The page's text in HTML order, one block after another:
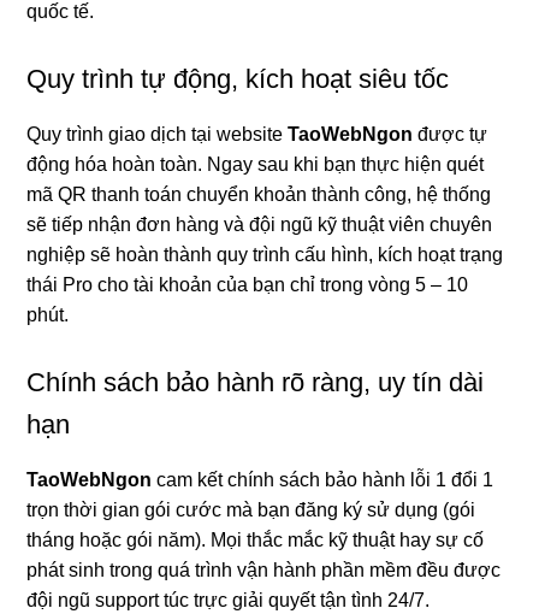
quốc tế.
Quy trình tự động, kích hoạt siêu tốc
Quy trình giao dịch tại websiteTaoWebNgon được tự
động hóa hoàn toàn. Ngay sau khi bạn thực hiện quét
mã QR thanh toán chuyển khoản thành công, hệ thống
sẽ tiếp nhận đơn hàng và đội ngũ kỹ thuật viên chuyên
nghiệp sẽ hoàn thành quy trình cấu hình, kích hoạt trạng
thái Pro cho tài khoản của bạn chỉ trong vòng 5 – 10
phút.
Chính sách bảo hành rõ ràng, uy tín dài
hạn
TaoWebNgon cam kết chính sách bảo hành lỗi 1 đổi 1
trọn thời gian gói cước mà bạn đăng ký sử dụng (gói
tháng hoặc gói năm). Mọi thắc mắc kỹ thuật hay sự cố
phát sinh trong quá trình vận hành phần mềm đều được
đội ngũ support túc trực giải quyết tận tình 24/7.